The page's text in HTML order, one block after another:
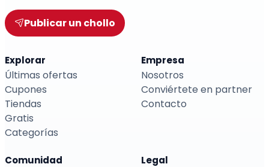
Publicar un chollo
Explorar
Últimas ofertas
Cupones
Tiendas
Gratis
Categorías
Empresa
Nosotros
Conviértete en partner
Contacto
Comunidad Legal